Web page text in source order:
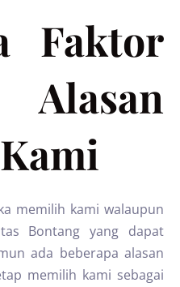
Faktor
memilih kami walaupun
Bontang yang dapat
ada beberapa alasan
memilih kami sebagai